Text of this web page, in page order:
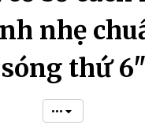
nhẹ
thứ 6"
•••